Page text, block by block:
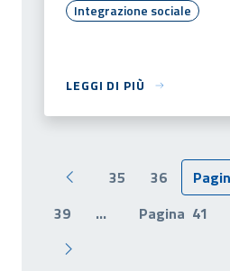
Integrazione sociale
LEGGI DI PIÙ
Pagina precedente
35 36
39
... Pagina 41
Pagina successiva